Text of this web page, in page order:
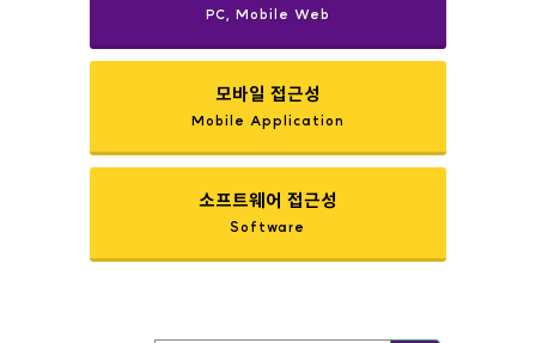
PC, Mobile Web
모바일 접근성
Mobile Application
소프트웨어 접근성
Software